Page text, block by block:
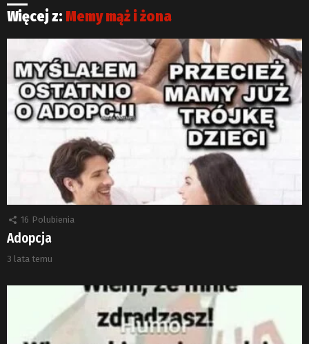
Więcej z: Memy mąż i żona
16 Polubienia
Adopcja
3 lata temu